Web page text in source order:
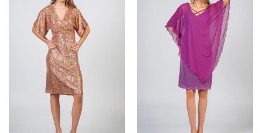
αγαπημένα
Προσθήκη
στα
αγαπημένα